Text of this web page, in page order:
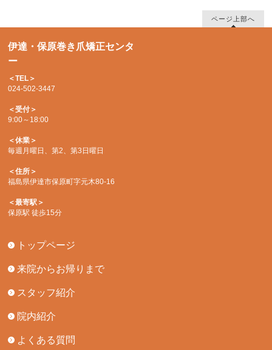
ページ上部へ
伊達・保原巻き爪矯正センタ
ー
＜TEL＞
024-502-3447
＜受付＞
9:00～18:00
＜休業＞
毎週月曜日、第2、第3日曜日
＜住所＞
福島県伊達市保原町字元木80-16
＜最寄駅＞
保原駅 徒歩15分
トップページ
来院からお帰りまで
スタッフ紹介
院内紹介
よくある質問